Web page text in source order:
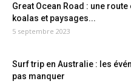
Great Ocean Road : une
koalas et paysages...
5 septembre 2023
Surf trip en Australie : les
pas manquer